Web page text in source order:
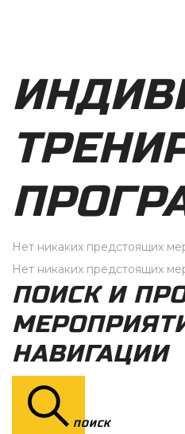
Нет никаких предстоящих
Нет никаких предстоящих
ПОИСК И
НАВИГАЦИИ
ПОИСК